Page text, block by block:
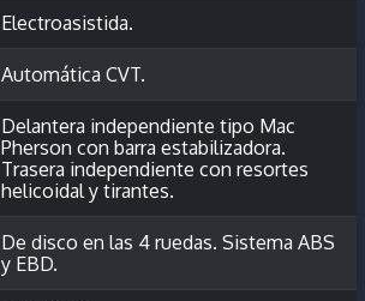
Electroasistida.
Automática CVT.
Delantera independiente tipo Mac
Pherson con barra estabilizadora.
Trasera independiente con resortes
helicoidal y tirantes.
De disco en las 4 ruedas. Sistema ABS
y EBD.